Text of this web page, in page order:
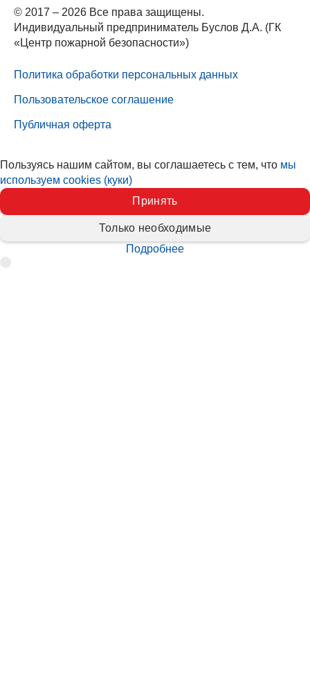
© 2017 – 2026 Все права защищены.
Индивидуальный предприниматель Буслов Д.А. (ГК
«Центр пожарной безопасности»)
Политика обработки персональных данных
Пользовательское соглашение
Публичная оферта
Пользуясь нашим сайтом, вы соглашаетесь с тем, что мы
используем cookies (куки)
Принять
Только необходимые
Подробнее